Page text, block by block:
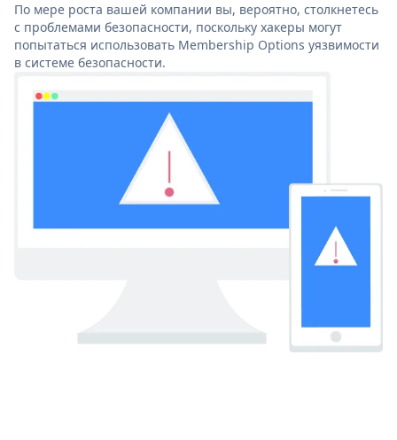
По мере роста вашей компании вы, вероятно, столкнетесь
с проблемами безопасности, поскольку хакеры могут
попытаться использовать Membership Options уязвимости
в системе безопасности.